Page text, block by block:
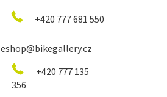
+420 777 681 550
eshop@bikegallery.cz
+420 777 135
356